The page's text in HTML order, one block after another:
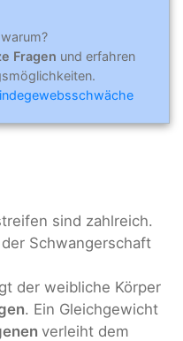
Fragen und erfahren
sind zahlreich.
Schwangerschaft
der weibliche Körper
. Ein Gleichgewicht
verleiht dem